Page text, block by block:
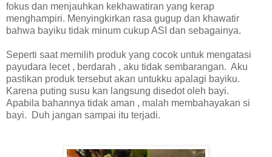
fokus dan menjauhkan kekhawatiran yang kerap
menghampiri. Menyingkirkan rasa gugup dan khawatir
bahwa bayiku tidak minum cukup ASI dan sebagainya.
Seperti saat memilih produk yang cocok untuk mengatasi
payudara lecet , berdarah , aku tidak sembarangan. Aku
pastikan produk tersebut akan untukku apalagi bayiku.
Karena puting susu kan langsung disedot oleh bayi.
Apabila bahannya tidak aman , malah membahayakan si
bayi. Duh jangan sampai itu terjadi.